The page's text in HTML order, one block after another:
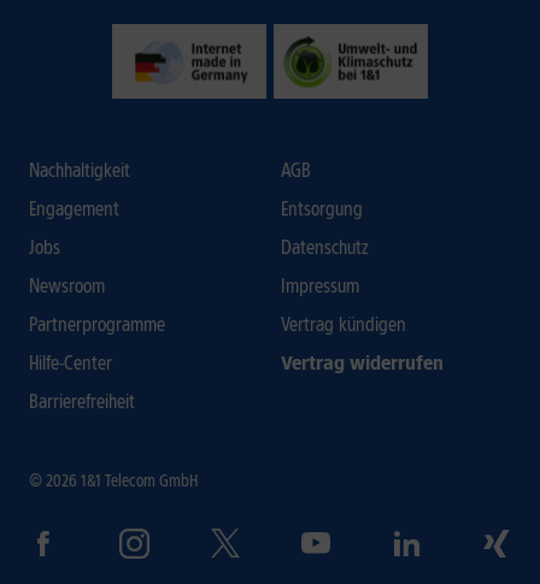
Nachhaltigkeit
Engagement
Jobs
Newsroom
Partnerprogramme
Hilfe-Center
Barrierefreiheit
AGB
Entsorgung
Datenschutz
Impressum
Vertrag kündigen
Vertrag widerrufen
© 2026 1&1 Telecom GmbH